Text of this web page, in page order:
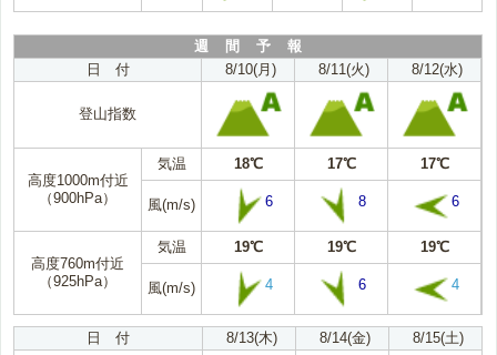
週 間 予 報
日 付
8/10(月) 8/11(火) 8/12(水)
登山指数
高度1000m付近
（900hPa）
気温 18℃ 17℃ 17℃
風(m/s) 6 8 6
高度760m付近
（925hPa）
気温 19℃ 19℃ 19℃
風(m/s) 4 6 4
日 付 8/13(木) 8/14(金) 8/15(土)